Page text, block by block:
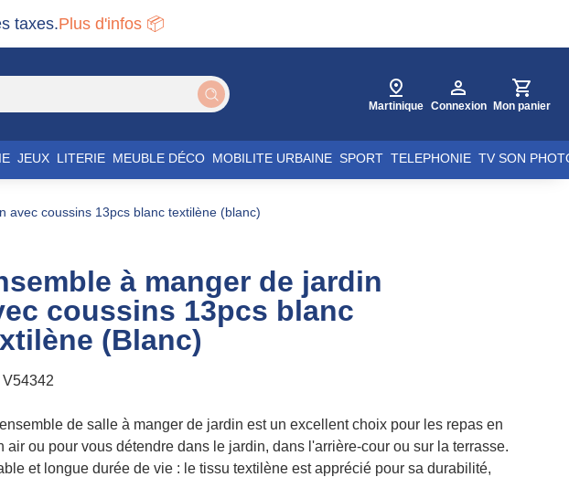
taxes.Plus d'infos 📦
Martinique Connexion Mon panier
JEUX LITERIE MEUBLE DÉCO MOBILITE URBAINE SPORT TELEPHONIE TV SON
avec coussins 13pcs blanc textilène (blanc)
à manger de jardin
coussins 13pcs blanc
(Blanc)
V54342
de salle à manger de jardin est un excellent choix pour les repas en
air ou pour vous détendre dans le jardin, dans l'arrière-cour ou sur la terrasse.
et longue durée de vie : le tissu textilène est apprécié pour sa durabilité,